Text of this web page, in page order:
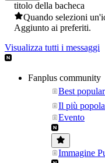
titolo della bacheca
Quando selezioni
Aggiunto ai preferiti.
Visualizza tutti i messaggi
Fanplus community
Best
Il più
Evento
Immagine